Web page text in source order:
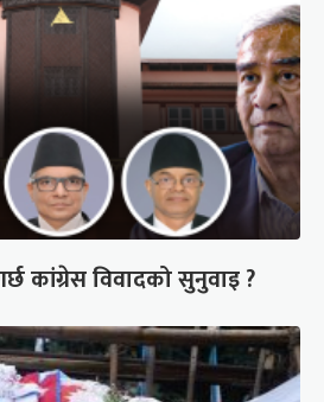
कांग्रेस विवादको सुनुवाइ ?